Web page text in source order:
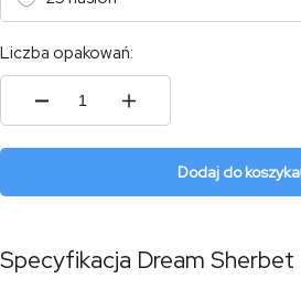
Liczba opakowań:
ilość
Dodaj do koszyka
Specyfikacja Dream Sherbet